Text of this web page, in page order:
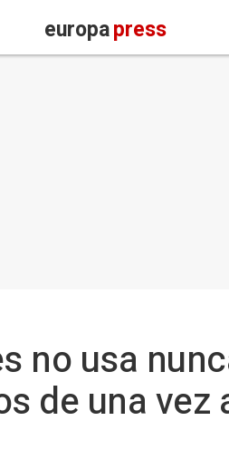
europapress
no usa
de una vez